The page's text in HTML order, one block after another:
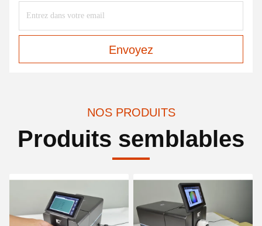
Envoyez
NOS PRODUITS
Produits semblables